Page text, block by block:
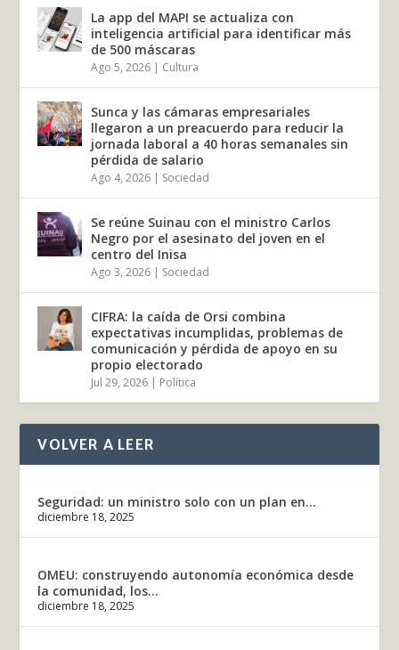
La app del MAPI se actualiza con
inteligencia artificial para identificar más
de 500 máscaras
Ago 5, 2026 | Cultura
Sunca y las cámaras empresariales
llegaron a un preacuerdo para reducir la
jornada laboral a 40 horas semanales sin
pérdida de salario
Ago 4, 2026 | Sociedad
Se reúne Suinau con el ministro Carlos
Negro por el asesinato del joven en el
centro del Inisa
Ago 3, 2026 | Sociedad
CIFRA: la caída de Orsi combina
expectativas incumplidas, problemas de
comunicación y pérdida de apoyo en su
propio electorado
Jul 29, 2026 | Política
VOLVER A LEER
Seguridad: un ministro solo con un plan en...
diciembre 18, 2025
OMEU: construyendo autonomía económica desde
la comunidad, los...
diciembre 18, 2025